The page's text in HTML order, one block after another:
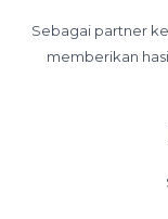
Sebagai partner
memberikan